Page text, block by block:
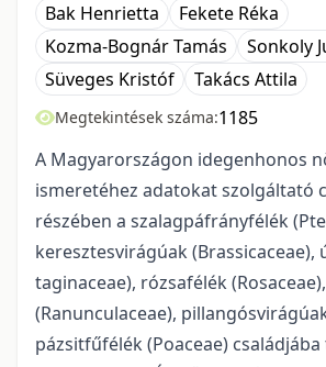
Bak Henrietta
Fekete Réka
Kozma-Bognár Tamás
Sonkoly
Süveges Kristóf
Takács Attila
Megtekintések száma:1185
A Magyarországon idegenhonos
ismeretéhez adatokat szolgáltató
részében a szalagpáfrányfélék
keresztesvirágúak
taginaceae), rózsafélék
(Ranunculaceae),
pá­zsitfűfélék (Poaceae)